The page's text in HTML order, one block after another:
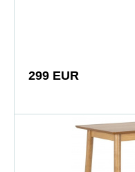
299 EUR